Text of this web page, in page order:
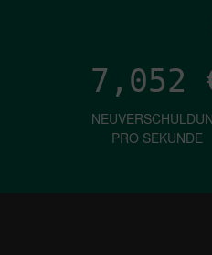
7,052
PRO SEKUNDE